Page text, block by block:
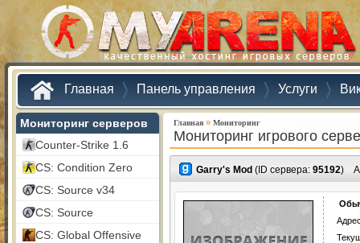
Главная Панель управления Услуги
Мониторинг серверов
Counter-Strike 1.6
CS: Condition Zero
CS: Source v34
CS: Source
CS: Global Offensive
Главная » Мониторинг
Мониторинг игрового
Garry's Mod (ID сервера: 95192)